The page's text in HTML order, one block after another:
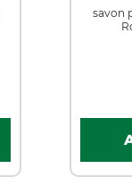
savon